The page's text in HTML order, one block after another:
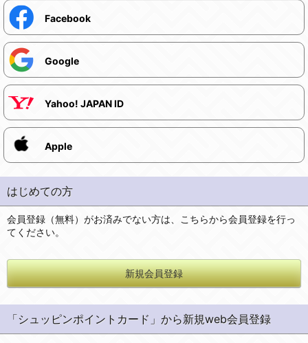
Facebook
Google
Yahoo! JAPAN ID
Apple
はじめての方
会員登録（無料）がお済みでない方は、こちらから会員登録を行っ
てください。
新規会員登録
「シュッピンポイントカード」から新規web会員登録